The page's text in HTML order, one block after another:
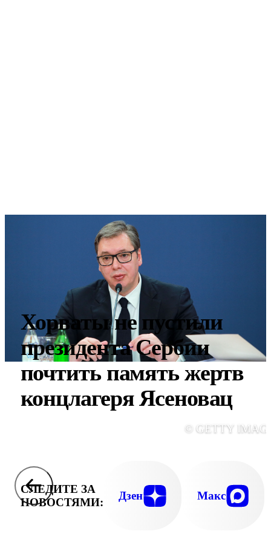
Хорваты не пустили
президента Сербии
почтить память жертв
концлагеря Ясеновац
© GETTY
СЛЕДИТЕ ЗА
НОВОСТЯМИ:
Дзен Макс